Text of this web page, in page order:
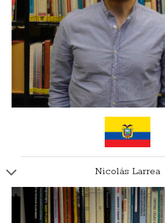
Nicolás Larrea